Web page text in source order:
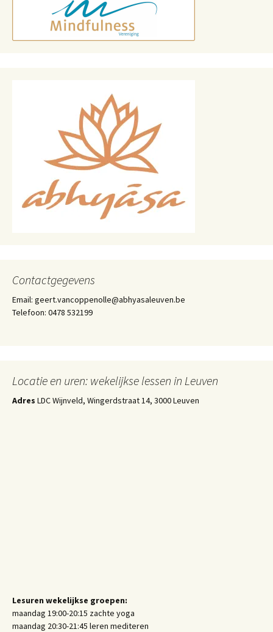
Contactgegevens
Email: geert.vancoppenolle@abhyasaleuven.be
Telefoon: 0478 532199
Locatie en uren: wekelijkse lessen in Leuven
Adres LDC Wijnveld, Wingerdstraat 14, 3000 Leuven
Lesuren wekelijkse groepen:
maandag 19:00-20:15 zachte yoga
maandag 20:30-21:45 leren mediteren